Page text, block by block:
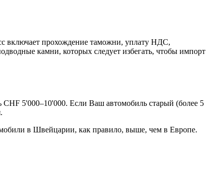
включает прохождение таможни, уплату НДС,
камни, которых следует избегать, чтобы импорт
CHF 5'000–10'000. Если Ваш автомобиль старый (более 5
в Швейцарии, как правило, выше, чем в Европе.